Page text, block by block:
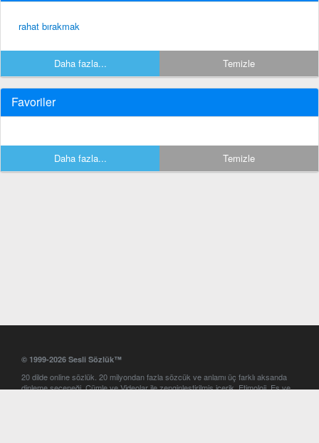
rahat bırakmak
Daha fazla... Temizle
Favoriler
Daha fazla... Temizle
© 1999-2026 Sesli Sözlük™
20 dilde online sözlük. 20 milyondan fazla sözcük ve anlamı üç farklı aksanda
dinleme seçeneği. Cümle ve Videolar ile zenginleştirilmiş içerik. Etimoloji, Eş ve